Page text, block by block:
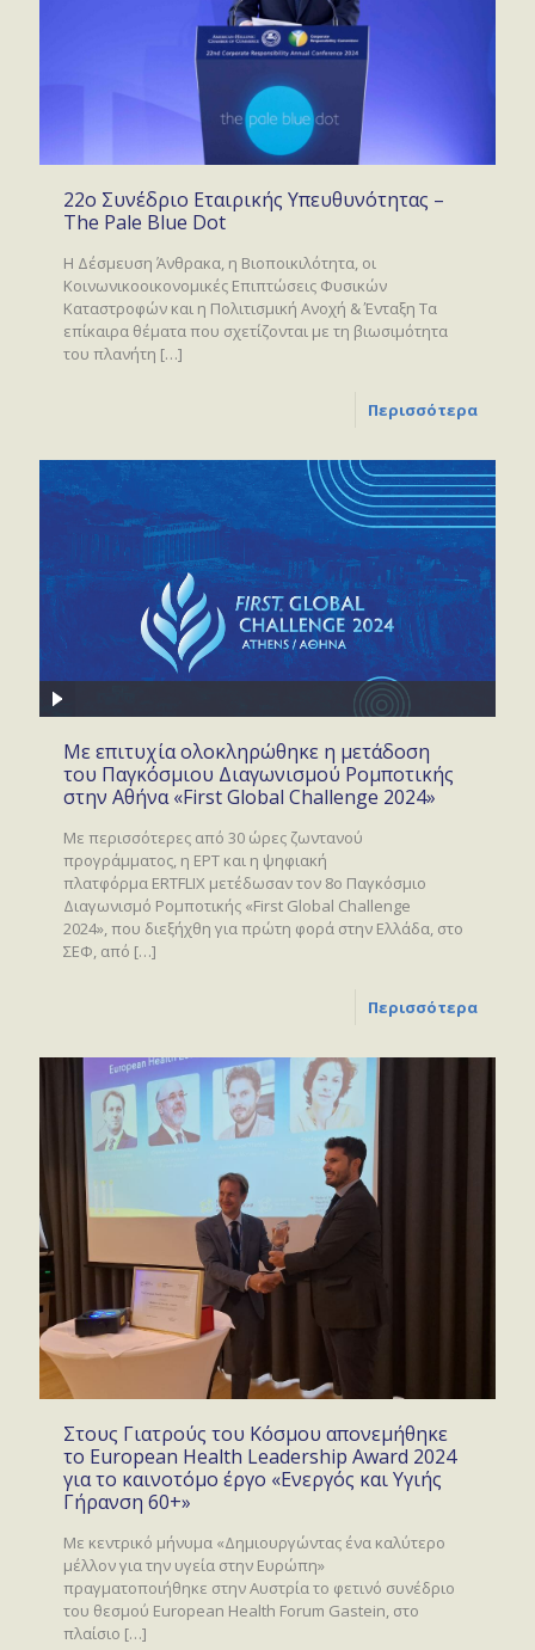
22ο Συνέδριο Εταιρικής Υπευθυνότητας –
The Pale Blue Dot
Η Δέσμευση Άνθρακα, η Βιοποικιλότητα, οι
Κοινωνικοοικονομικές Επιπτώσεις Φυσικών
Καταστροφών και η Πολιτισμική Ανοχή & Ένταξη Τα
επίκαιρα θέματα που σχετίζονται με τη βιωσιμότητα
του πλανήτη […]
Περισσότερα
Με επιτυχία ολοκληρώθηκε η μετάδοση
του Παγκόσμιου Διαγωνισμού Ρομποτικής
στην Αθήνα «First Global Challenge 2024»
Με περισσότερες από 30 ώρες ζωντανού
προγράμματος, η ΕΡΤ και η ψηφιακή
πλατφόρμα ERTFLIX μετέδωσαν τον 8ο Παγκόσμιο
Διαγωνισμό Ρομποτικής «First Global Challenge
2024», που διεξήχθη για πρώτη φορά στην Ελλάδα, στο
ΣΕΦ, από […]
Περισσότερα
Στους Γιατρούς του Κόσμου απονεμήθηκε
το European Health Leadership Award 2024
για το καινοτόμο έργο «Ενεργός και Υγιής
Γήρανση 60+»
Με κεντρικό μήνυμα «Δημιουργώντας ένα καλύτερο
μέλλον για την υγεία στην Ευρώπη»
πραγματοποιήθηκε στην Αυστρία το φετινό συνέδριο
του θεσμού European Health Forum Gastein, στο
πλαίσιο […]